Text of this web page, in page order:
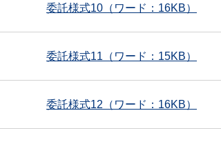
委託様式10（ワード：16KB）
委託様式11（ワード：15KB）
委託様式12（ワード：16KB）